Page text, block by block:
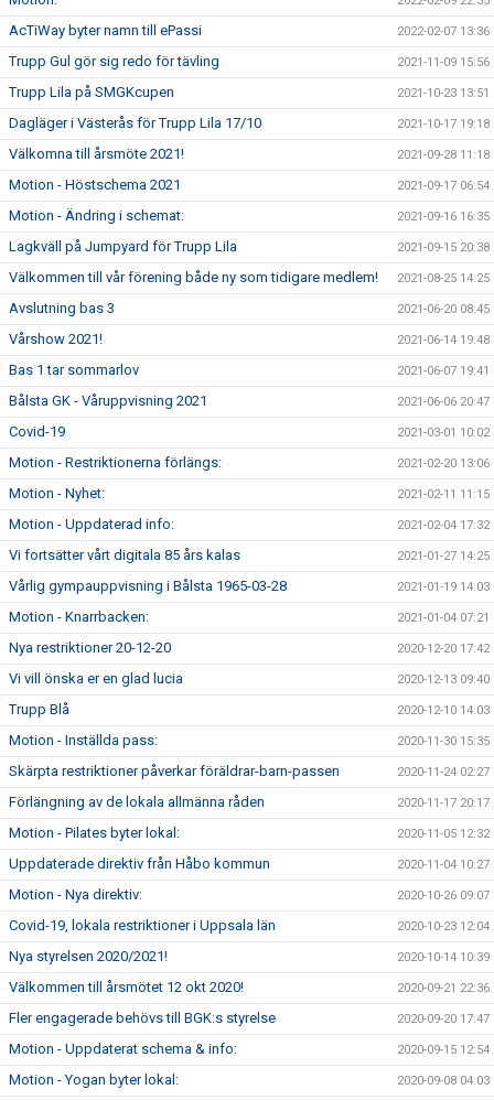
AcTiWay byter namn till ePassi 2022-02-07 13:36
Trupp Gul gör sig redo för tävling 2021-11-09 15:56
Trupp Lila på SMGKcupen 2021-10-23 13:51
Dagläger i Västerås för Trupp Lila 17/10 2021-10-17 19:18
Välkomna till årsmöte 2021! 2021-09-28 11:18
Motion - Höstschema 2021 2021-09-17 06:54
Motion - Ändring i schemat: 2021-09-16 16:35
Lagkväll på Jumpyard för Trupp Lila 2021-09-15 20:38
Välkommen till vår förening både ny som tidigare medlem! 2021-08-25 14:25
Avslutning bas 3 2021-06-20 08:45
Vårshow 2021! 2021-06-14 19:48
Bas 1 tar sommarlov 2021-06-07 19:41
Bålsta GK - Våruppvisning 2021 2021-06-06 20:47
Covid-19 2021-03-01 10:02
Motion - Restriktionerna förlängs: 2021-02-20 13:06
Motion - Nyhet: 2021-02-11 11:15
Motion - Uppdaterad info: 2021-02-04 17:32
Vi fortsätter vårt digitala 85 års kalas 2021-01-27 14:25
Vårlig gympauppvisning i Bålsta 1965-03-28 2021-01-19 14:03
Motion - Knarrbacken: 2021-01-04 07:21
Nya restriktioner 20-12-20 2020-12-20 17:42
Vi vill önska er en glad lucia 2020-12-13 09:40
Trupp Blå 2020-12-10 14:03
Motion - Inställda pass: 2020-11-30 15:35
Skärpta restriktioner påverkar föräldrar-barn-passen 2020-11-24 02:27
Förlängning av de lokala allmänna råden 2020-11-17 20:17
Motion - Pilates byter lokal: 2020-11-05 12:32
Uppdaterade direktiv från Håbo kommun 2020-11-04 10:27
Motion - Nya direktiv: 2020-10-26 09:07
Covid-19, lokala restriktioner i Uppsala län 2020-10-23 12:04
Nya styrelsen 2020/2021! 2020-10-14 10:39
Välkommen till årsmötet 12 okt 2020! 2020-09-21 22:36
Fler engagerade behövs till BGK:s styrelse 2020-09-20 17:47
Motion - Uppdaterat schema & info: 2020-09-15 12:54
Motion - Yogan byter lokal: 2020-09-08 04:03